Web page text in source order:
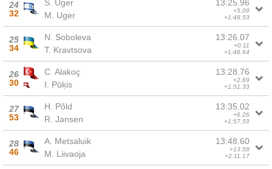
24
32
S. Uger
M. Uger
13:25.96
+5.09
+1:48.53
25
34
N. Soboleva
T. Kravtsova
13:26.07
+0.11
+1:48.64
26
30
C. Alakoç
I. Pūķis
13:28.76
+2.69
+1:51.33
27
53
H. Põld
R. Jansen
13:35.02
+6.26
+1:57.59
28
46
A. Metsaluik
M. Liivaoja
13:48.60
+13.58
+2:11.17